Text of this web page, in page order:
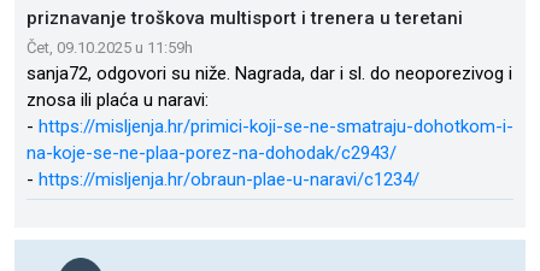
priznavanje troškova multisport i trenera u teretani
Čet, 09.10.2025 u 11:59h
sanja72, odgovori su niže. Nagrada, dar i sl. do neoporezivog i
znosa ili plaća u naravi:
- https://misljenja.hr/primici-koji-se-ne-smatraju-dohotkom-i-
na-koje-se-ne-plaa-porez-na-dohodak/c2943/
- https://misljenja.hr/obraun-plae-u-naravi/c1234/